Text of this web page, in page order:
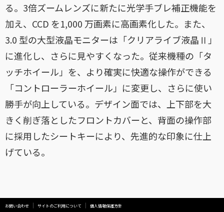
る。3倍ズームレンズに新たに光学手ブレ補正機能を
加え、CCD を1,000 万画素に高画素化した。また、
3.0 型の大型液晶モニターは「クリアライブ液晶Ⅱ」
に進化し、さらに見やすくなった。従来機種の「タ
ッチホイール」を、より確実に快適な操作ができる
「コントローラーホイール」に変更し、さらに使い
勝手が向上している。デザイン面では、上下部を大
きく削ぎ落としたフロントカバーと、背面の操作部
に採用したシートキーにより、先進的な印象に仕上
げている。
お問い合わせ サイトのご利用について 個人情報保護方針